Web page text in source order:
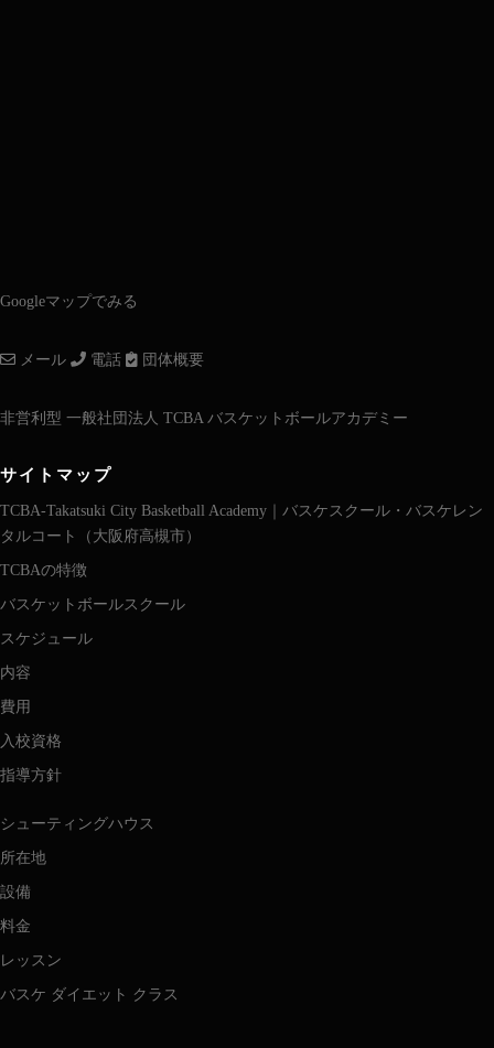
Googleマップでみる
メール 電話 団体概要
非営利型 一般社団法人 TCBA バスケットボールアカデミー
サイトマップ
TCBA-Takatsuki City Basketball Academy｜バスケスクール・バスケレン
タルコート（大阪府高槻市）
TCBAの特徴
バスケットボールスクール
スケジュール
内容
費用
入校資格
指導方針
シューティングハウス
所在地
設備
料金
レッスン
バスケ ダイエット クラス